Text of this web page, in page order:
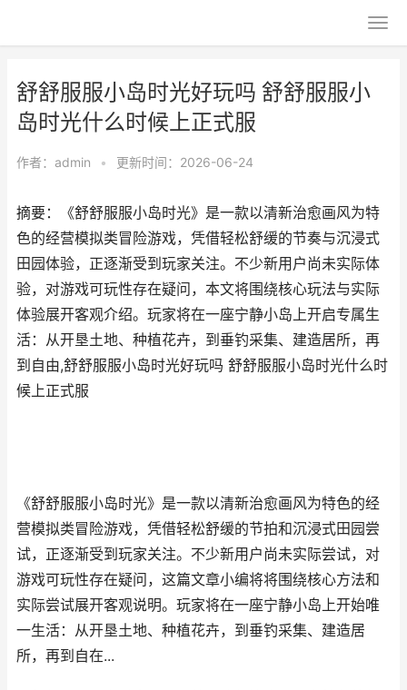
舒舒服服小岛时光好玩吗 舒舒服服小
岛时光什么时候上正式服
作者： admin • 更新时间：2026-06-24
摘要：《舒舒服服小岛时光》是一款以清新治愈画风为特
色的经营模拟类冒险游戏，凭借轻松舒缓的节奏与沉浸式
田园体验，正逐渐受到玩家关注。不少新用户尚未实际体
验，对游戏可玩性存在疑问，本文将围绕核心玩法与实际
体验展开客观介绍。玩家将在一座宁静小岛上开启专属生
活：从开垦土地、种植花卉，到垂钓采集、建造居所，再
到自由,舒舒服服小岛时光好玩吗 舒舒服服小岛时光什么时
候上正式服
《舒舒服服小岛时光》是一款以清新治愈画风为特色的经
营模拟类冒险游戏，凭借轻松舒缓的节拍和沉浸式田园尝
试，正逐渐受到玩家关注。不少新用户尚未实际尝试，对
游戏可玩性存在疑问，这篇文章小编将将围绕核心方法和
实际尝试展开客观说明。玩家将在一座宁静小岛上开始唯
一生活：从开垦土地、种植花卉，到垂钓采集、建造居
所，再到自在...